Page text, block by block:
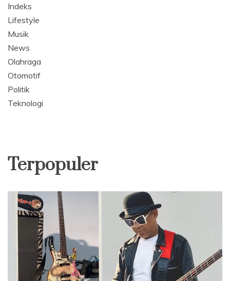
Indeks
Lifestyle
Musik
News
Olahraga
Otomotif
Politik
Teknologi
Terpopuler